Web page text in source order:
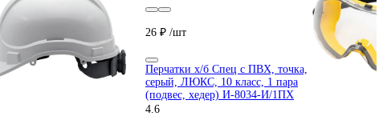
26 ₽ /шт
Перчатки х/б Спец с ПВХ, точка,
серый, ЛЮКС, 10 класс, 1 пара
(подвес, хедер) И-8034-И/1ПХ
4.6